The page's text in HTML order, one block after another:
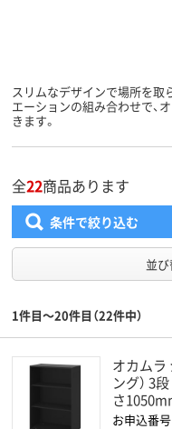
スリムなデザインで場所を取
エーションの組み合わせで、
きます。
全22商品あります
条件で絞り込む
並び
1件目～20件目（22件中）
オカムラ
ング） 3
さ
お申込番号